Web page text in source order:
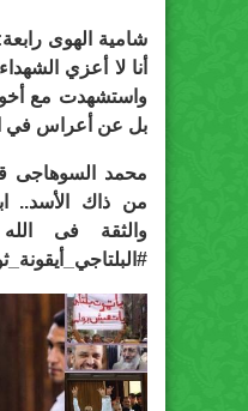
شامية الهوى
أنا لا أعزي
واستشهدت مع
بل عن أعراس في
محمد السوهاجى
من ذاك الأسد..
والثقة فى